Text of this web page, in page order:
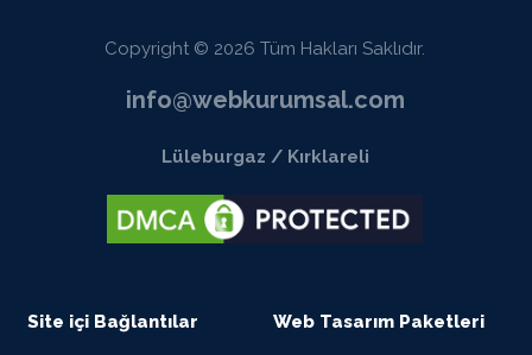
Copyright © 2026 Tüm Hakları Saklıdır.
info@webkurumsal.com
Lüleburgaz / Kırklareli
Site içi Bağlantılar Web Tasarım Paketleri